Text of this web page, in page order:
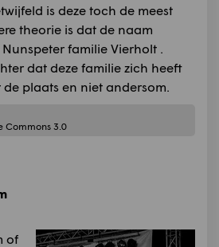
is deze toch de meest
theorie is dat de naam
familie Vierholt .
dat deze familie zich heeft
plaats en niet andersom.
Commons 3.0
of